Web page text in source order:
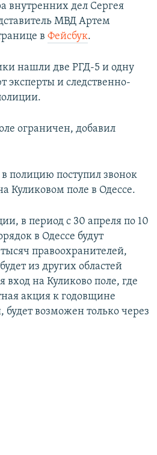
внутренних дел Сергея
МВД Артем
в Фейсбук.
нашли две РГД-5 и одну
эксперты и следственно-
ограничен, добавил
полицию поступил звонок
Куликовом поле в Одессе.
в период с 30 апреля по 10
в Одессе будут
правоохранителей,
из других областей
на Куликово поле, где
акция к годовщине
будет возможен только через